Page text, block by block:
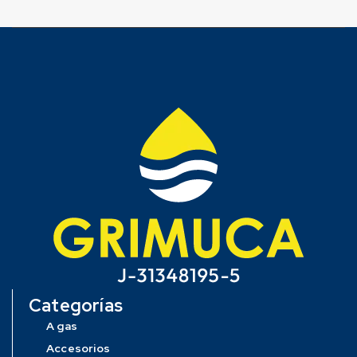
Categorías
A gas
Accesorios